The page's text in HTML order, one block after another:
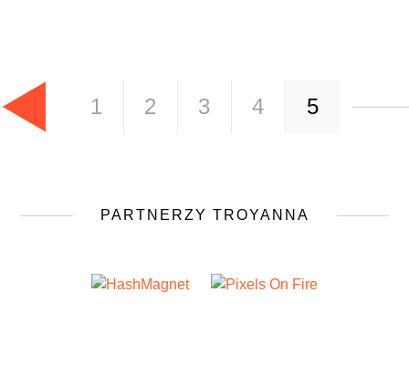
1 2 3 4 5
PARTNERZY TROYANNA